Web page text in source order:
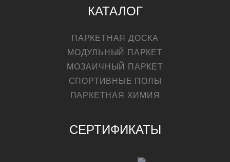
КАТАЛОГ
ПАРКЕТНАЯ ДОСКА
МОДУЛЬНЫЙ ПАРКЕТ
МОЗАИЧНЫЙ ПАРКЕТ
СПОРТИВНЫЕ ПОЛЫ
ПАРКЕТНАЯ ХИМИЯ
СЕРТИФИКАТЫ